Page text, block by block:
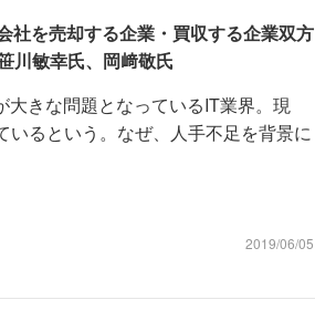
社を売却する企業・買収する企業双方
敏幸氏、岡﨑敬氏
きな問題となっているIT業界。現
いるという。なぜ、人手不足を背景に
2019/06/05